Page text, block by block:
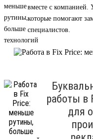
вместе с компанией.
которые помогают
специалистов.
работы в
для